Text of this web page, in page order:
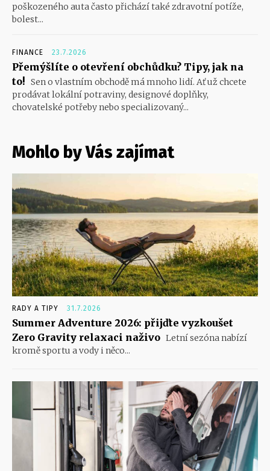
poškozeného auta často přichází také zdravotní potíže,
bolest...
FINANCE 23.7.2026
Přemýšlíte o otevření obchůdku? Tipy, jak na
to! Sen o vlastním obchodě má mnoho lidí. Ať už chcete
prodávat lokální potraviny, designové doplňky,
chovatelské potřeby nebo specializovaný...
Mohlo by Vás zajímat
RADY A TIPY 31.7.2026
Summer Adventure 2026: přijďte vyzkoušet
Zero Gravity relaxaci naživo Letní sezóna nabízí
kromě sportu a vody i něco...